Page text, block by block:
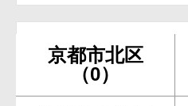
京都市北区
（0）